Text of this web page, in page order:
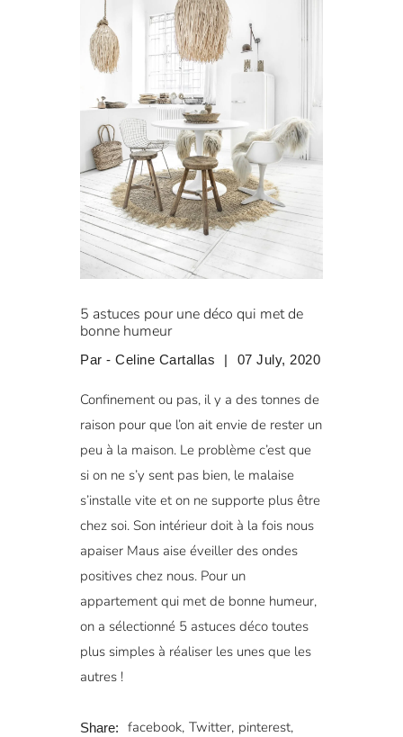
5 astuces pour une déco qui met de
bonne humeur
Par - Celine Cartallas 07 July, 2020
Confinement ou pas, il y a des tonnes de
raison pour que l’on ait envie de rester un
peu à la maison. Le problème c’est que
si on ne s’y sent pas bien, le malaise
s’installe vite et on ne supporte plus être
chez soi. Son intérieur doit à la fois nous
apaiser Maus aise éveiller des ondes
positives chez nous. Pour un
appartement qui met de bonne humeur,
on a sélectionné 5 astuces déco toutes
plus simples à réaliser les unes que les
autres !
Share: facebook Twitter pinterest